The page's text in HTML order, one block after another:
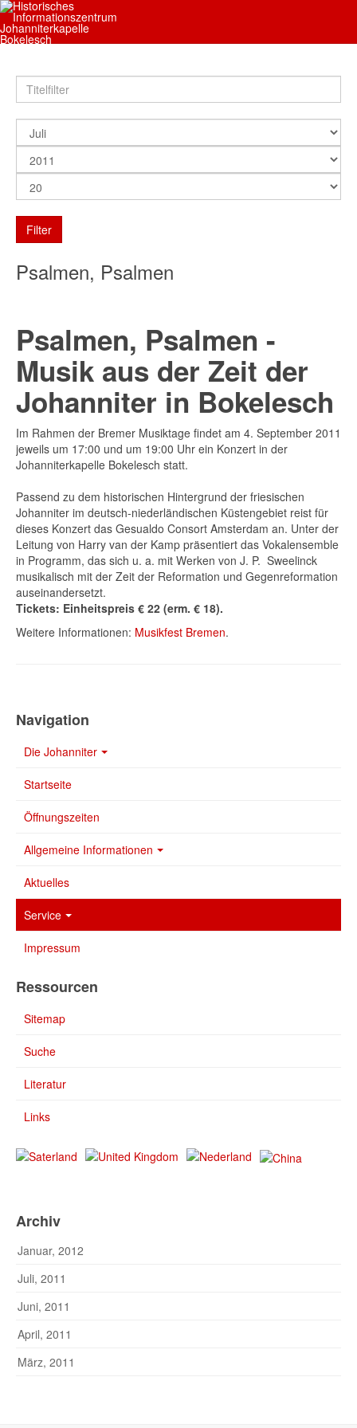
Filter
Psalmen, Psalmen
Psalmen, Psalmen -
Musik aus der Zeit der
Johanniter in Bokelesch
Im Rahmen der Bremer Musiktage findet am 4. September 2011
jeweils um 17:00 und um 19:00 Uhr ein Konzert in der
Johanniterkapelle Bokelesch statt.
Passend zu dem historischen Hintergrund der friesischen
Johanniter im deutsch-niederländischen Küstengebiet reist für
dieses Konzert das Gesualdo Consort Amsterdam an. Unter der
Leitung von Harry van der Kamp präsentiert das Vokalensemble
in Programm, das sich u. a. mit Werken von J. P. Sweelinck
musikalisch mit der Zeit der Reformation und Gegenreformation
auseinandersetzt.
Tickets: Einheitspreis € 22 (erm. € 18).
Weitere Informationen: Musikfest Bremen.
Navigation
Die Johanniter
Startseite
Öffnungszeiten
Allgemeine Informationen
Aktuelles
Service
Impressum
Ressourcen
Sitemap
Suche
Literatur
Links
Archiv
Januar, 2012
Juli, 2011
Juni, 2011
April, 2011
März, 2011